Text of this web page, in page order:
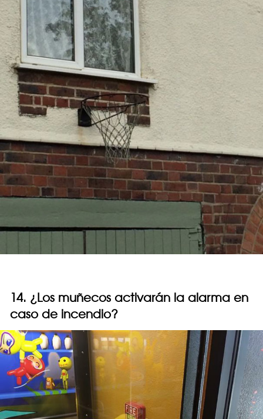
14. ¿Los muñecos activarán la alarma en
caso de incendio?